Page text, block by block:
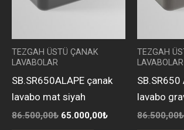
TEZGAH ÜSTÜ ÇANAK
LAVABOLAR
SB.SR650ALAPE çanak
lavabo mat siyah
86.500,00₺ 65.000,00₺
TEZGAH
LAVABOLAR
SB.SR650
lavabo
86.500,00₺